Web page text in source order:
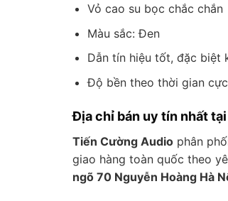
Vỏ cao su bọc chắc chắn
Màu sắc: Đen
Dẫn tín hiệu tốt, đặc biệt
Độ bền theo thời gian
Địa chỉ bán uy tín nhất tại
Tiến Cường Audio phân
giao hàng toàn quốc theo
ngõ 70 Nguyễn Hoàng Hà